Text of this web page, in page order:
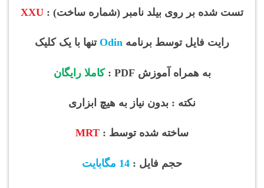
تست شده بر روی بیلد نامبر (شماره ساخت) : XXU
رایت فایل توسط برنامه Odin تنها با یک کلیک
به همراه آموزش PDF : کاملا رایگان
نکته : بدون نیاز به هیچ ابزاری
ساخته شده توسط : MRT
حجم فایل : 14 مگابایت